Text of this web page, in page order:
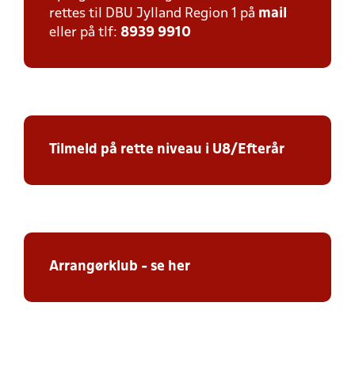
rettes til DBU Jylland Region 1 på mail
eller på tlf: 8939 9910
Tilmeld på rette niveau i U8/Efterår
Arrangørklub - se her